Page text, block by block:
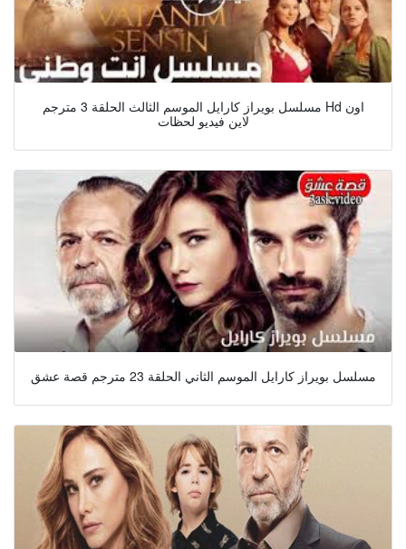
مسلسل بويراز كارايل الموسم الثالث الحلقة 3 مترجم Hd اون
لاين فيديو لحظات
مسلسل بويراز كارايل الموسم الثاني الحلقة 23 مترجم قصة عشق